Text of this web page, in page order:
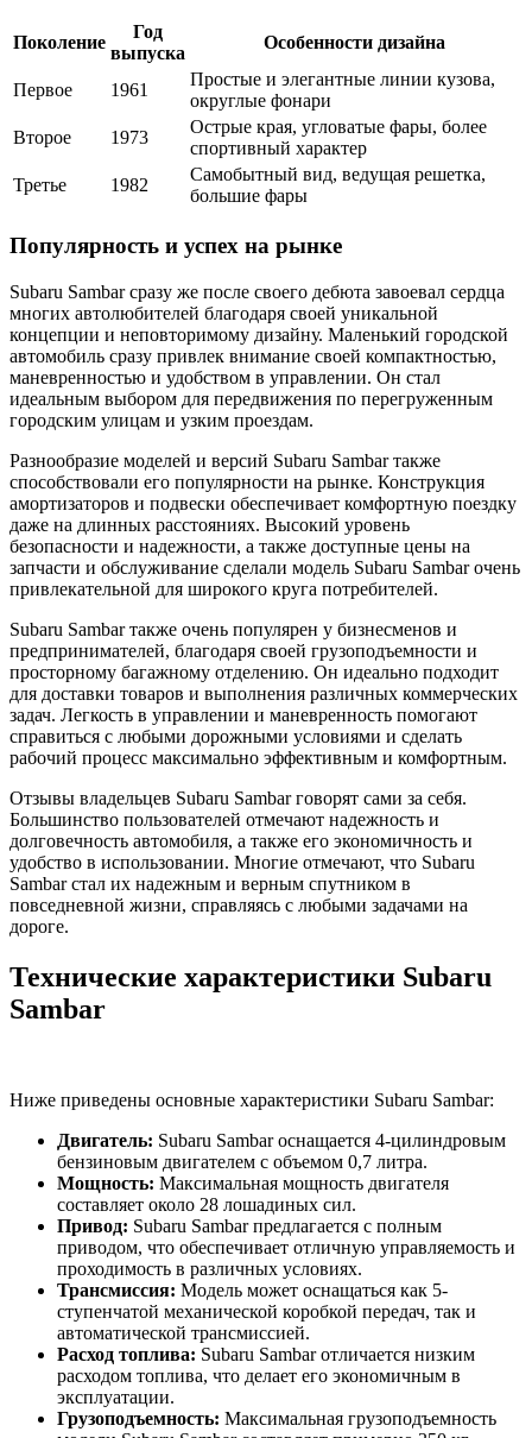
Поколение
Год
выпуска
Особенности дизайна
Первое 1961
Простые и элегантные линии кузова,
округлые фонари
Второе
1973
Острые края, угловатые фары, более
спортивный характер
Третье
1982
Самобытный вид, ведущая решетка,
большие фары
Популярность и успех на рынке
Subaru Sambar сразу же после своего дебюта завоевал сердца
многих автолюбителей благодаря своей уникальной
концепции и неповторимому дизайну. Маленький городской
автомобиль сразу привлек внимание своей компактностью,
маневренностью и удобством в управлении. Он стал
идеальным выбором для передвижения по перегруженным
городским улицам и узким проездам.
Разнообразие моделей и версий Subaru Sambar также
способствовали его популярности на рынке. Конструкция
амортизаторов и подвески обеспечивает комфортную поездку
даже на длинных расстояниях. Высокий уровень
безопасности и надежности, а также доступные цены на
запчасти и обслуживание сделали модель Subaru Sambar очень
привлекательной для широкого круга потребителей.
Subaru Sambar также очень популярен у бизнесменов и
предпринимателей, благодаря своей грузоподъемности и
просторному багажному отделению. Он идеально подходит
для доставки товаров и выполнения различных коммерческих
задач. Легкость в управлении и маневренность помогают
справиться с любыми дорожными условиями и сделать
рабочий процесс максимально эффективным и комфортным.
Отзывы владельцев Subaru Sambar говорят сами за себя.
Большинство пользователей отмечают надежность и
долговечность автомобиля, а также его экономичность и
удобство в использовании. Многие отмечают, что Subaru
Sambar стал их надежным и верным спутником в
повседневной жизни, справляясь с любыми задачами на
дороге.
Технические характеристики Subaru
Sambar
Ниже приведены основные характеристики Subaru Sambar:
Двигатель: Subaru Sambar оснащается 4-цилиндровым
бензиновым двигателем с объемом 0,7 литра.
Мощность: Максимальная мощность двигателя
составляет около 28 лошадиных сил.
Привод: Subaru Sambar предлагается с полным
приводом, что обеспечивает отличную управляемость и
проходимость в различных условиях.
Трансмиссия: Модель может оснащаться как 5-
ступенчатой механической коробкой передач, так и
автоматической трансмиссией.
Расход топлива: Subaru Sambar отличается низким
расходом топлива, что делает его экономичным в
эксплуатации.
Грузоподъемность: Максимальная грузоподъемность